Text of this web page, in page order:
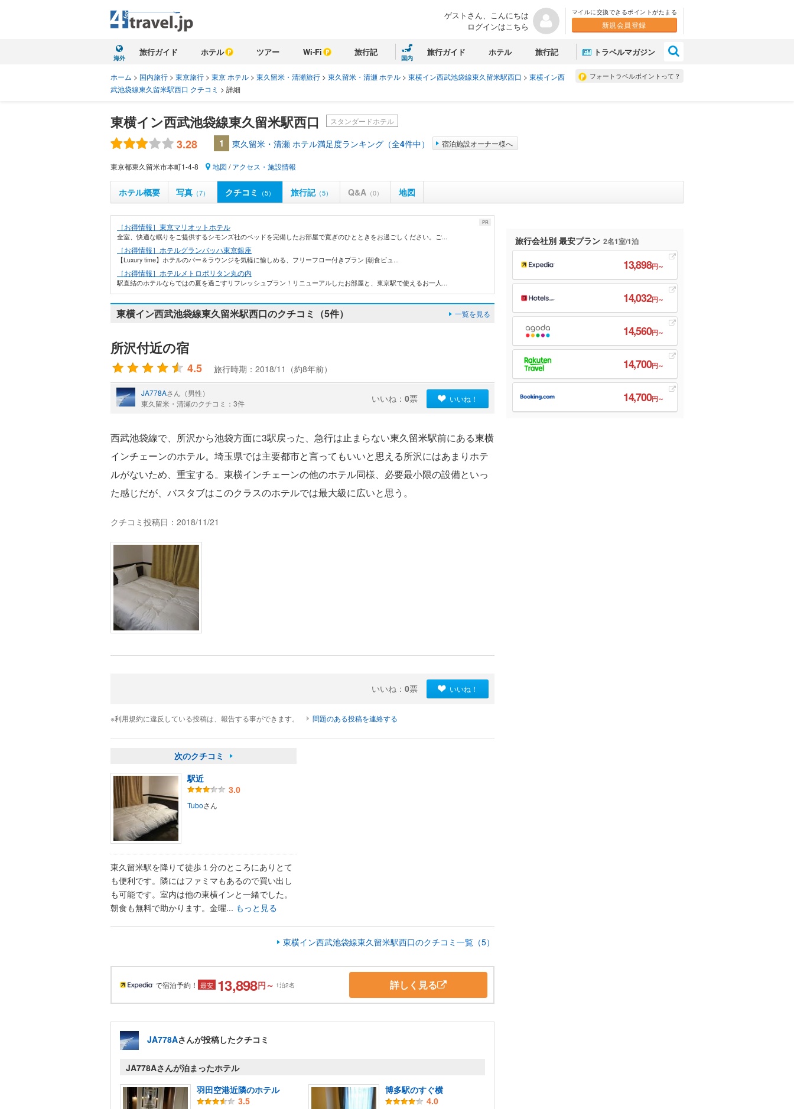
ゲストさん、こんにちは
ログインはこちら
マイルに交換できるポイントがたまる
新規会員登録
海外
旅行ガイド ホテル ツアー Wi-Fi 旅行記
国内
旅行ガイド ホテル 旅行記 トラベルマガジン
フォートラベルポイントって？
ホーム > 国内旅行 > 東京旅行 > 東京 ホテル > 東久留米・清瀬旅行 > 東久留米・清瀬 ホテル > 東横イン西武池袋線東久留米駅西口 > 東横イン西
武池袋線東久留米駅西口 クチコミ > 詳細
東横イン西武池袋線東久留米駅西口 スタンダードホテル
3.28 1 東久留米・清瀬 ホテル満足度ランキング（全4件中） 宿泊施設オーナー様へ
東京都東久留米市本町1-4-8 地図 /アクセス・施設情報
ホテル概要 写真 （7） クチコミ （5） 旅行記（5） Q&A （0） 地図
PR
［お得情報］東京マリオットホテル
全室、快適な眠りをご提供するシモンズ社のベッドを完備したお部屋で寛ぎのひとときをお過ごしください。ご...
［お得情報］ホテルグランバッハ東京銀座
【Luxury time】ホテルのバー＆ラウンジを気軽に愉しめる、フリーフロー付きプラン [朝食ビュ...
［お得情報］ホテルメトロポリタン丸の内
駅直結のホテルならではの夏を過ごすリフレッシュプラン！リニューアルしたお部屋と、東京駅で使えるお一人...
東横イン西武池袋線東久留米駅西口のクチコミ（5件） 一覧を見る
所沢付近の宿
4.5 旅行時期：2018/11（約8年前）
JA778Aさん（男性）
東久留米・清瀬のクチコミ：3件
いいね： 0票 いいね！
西武池袋線で、所沢から池袋方面に3駅戻った、急行は止まらない東久留米駅前にある東横
インチェーンのホテル。埼玉県では主要都市と言ってもいいと思える所沢にはあまりホテ
ルがないため、重宝する。東横インチェーンの他のホテル同様、必要最小限の設備といっ
た感じだが、バスタブはこのクラスのホテルでは最大級に広いと思う。
クチコミ投稿日：2018/11/21
いいね： 0票 いいね！
※利用規約に違反している投稿は、報告する事ができます。 問題のある投稿を連絡する
次のクチコミ
駅近
3.0
Tuboさん
東久留米駅を降りて徒歩１分のところにありとて
も便利です。隣にはファミマもあるので買い出し
も可能です。室内は他の東横インと一緒でした。
朝食も無料で助かります。金曜... もっと見る
東横イン西武池袋線東久留米駅西口のクチコミ一覧（5）
で宿泊予約！ 最安 13,898円～ 1泊2名 詳しく見る
JA778Aさんが投稿したクチコミ
JA778Aさんが泊まったホテル
羽田空港近隣のホテル
3.5
博多駅のすぐ横
4.0
旅行会社別 最安プラン 2名1室/1泊
13,898円～
14,032円～
14,560円～
14,700円～
14,700円～